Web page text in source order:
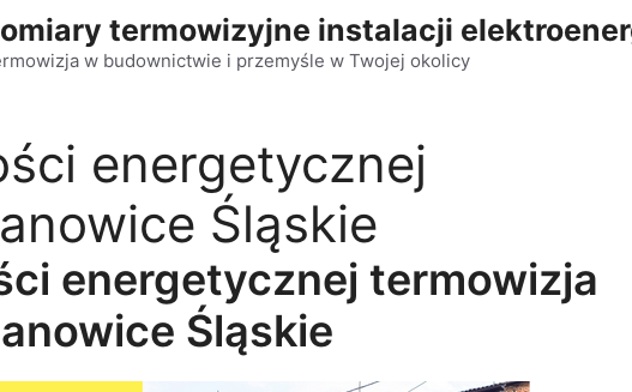
termowizyjne instalacji
w budownictwie i przemyśle w Twojej okolicy
energetycznej
Śląskie
energetycznej termowizja
Śląskie